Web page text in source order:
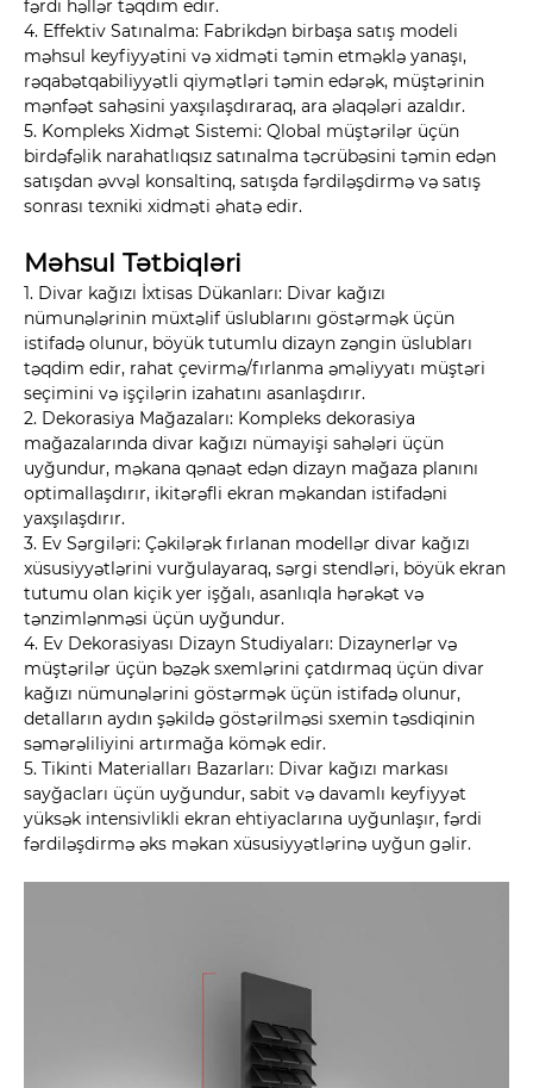
fərdi həllər təqdim edir.
4. Effektiv Satınalma: Fabrikdən birbaşa satış modeli
məhsul keyfiyyətini və xidməti təmin etməklə yanaşı,
rəqabətqabiliyyətli qiymətləri təmin edərək, müştərinin
mənfəət sahəsini yaxşılaşdıraraq, ara əlaqələri azaldır.
5. Kompleks Xidmət Sistemi: Qlobal müştərilər üçün
birdəfəlik narahatlıqsız satınalma təcrübəsini təmin edən
satışdan əvvəl konsaltinq, satışda fərdiləşdirmə və satış
sonrası texniki xidməti əhatə edir.
Məhsul Tətbiqləri
1. Divar kağızı İxtisas Dükanları: Divar kağızı
nümunələrinin müxtəlif üslublarını göstərmək üçün
istifadə olunur, böyük tutumlu dizayn zəngin üslubları
təqdim edir, rahat çevirmə/fırlanma əməliyyatı müştəri
seçimini və işçilərin izahatını asanlaşdırır.
2. Dekorasiya Mağazaları: Kompleks dekorasiya
mağazalarında divar kağızı nümayişi sahələri üçün
uyğundur, məkana qənaət edən dizayn mağaza planını
optimallaşdırır, ikitərəfli ekran məkandan istifadəni
yaxşılaşdırır.
3. Ev Sərgiləri: Çəkilərək fırlanan modellər divar kağızı
xüsusiyyətlərini vurğulayaraq, sərgi stendləri, böyük ekran
tutumu olan kiçik yer işğalı, asanlıqla hərəkət və
tənzimlənməsi üçün uyğundur.
4. Ev Dekorasiyası Dizayn Studiyaları: Dizaynerlər və
müştərilər üçün bəzək sxemlərini çatdırmaq üçün divar
kağızı nümunələrini göstərmək üçün istifadə olunur,
detalların aydın şəkildə göstərilməsi sxemin təsdiqinin
səmərəliliyini artırmağa kömək edir.
5. Tikinti Materialları Bazarları: Divar kağızı markası
sayğacları üçün uyğundur, sabit və davamlı keyfiyyət
yüksək intensivlikli ekran ehtiyaclarına uyğunlaşır, fərdi
fərdiləşdirmə əks məkan xüsusiyyətlərinə uyğun gəlir.